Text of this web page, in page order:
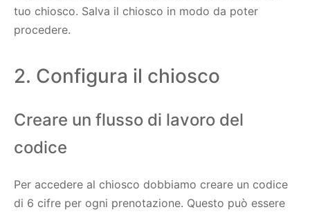
tuo chiosco. Salva il chiosco in modo da poter
procedere.
2. Configura il chiosco
Creare un flusso di lavoro del
codice
Per accedere al chiosco dobbiamo creare un codice
di 6 cifre per ogni prenotazione. Questo può essere